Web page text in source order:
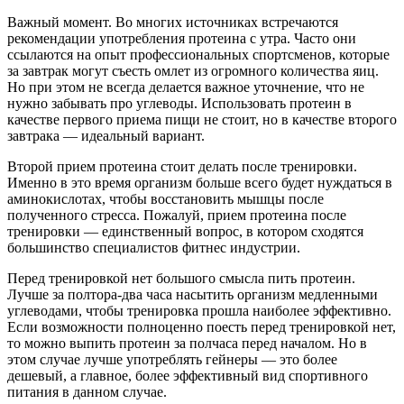
Важный момент. Во многих источниках встречаются
рекомендации употребления протеина с утра. Часто они
ссылаются на опыт профессиональных спортсменов, которые
за завтрак могут съесть омлет из огромного количества яиц.
Но при этом не всегда делается важное уточнение, что не
нужно забывать про углеводы. Использовать протеин в
качестве первого приема пищи не стоит, но в качестве второго
завтрака — идеальный вариант.
Второй прием протеина стоит делать после тренировки.
Именно в это время организм больше всего будет нуждаться в
аминокислотах, чтобы восстановить мышцы после
полученного стресса. Пожалуй, прием протеина после
тренировки — единственный вопрос, в котором сходятся
большинство специалистов фитнес индустрии.
Перед тренировкой нет большого смысла пить протеин.
Лучше за полтора-два часа насытить организм медленными
углеводами, чтобы тренировка прошла наиболее эффективно.
Если возможности полноценно поесть перед тренировкой нет,
то можно выпить протеин за полчаса перед началом. Но в
этом случае лучше употреблять гейнеры — это более
дешевый, а главное, более эффективный вид спортивного
питания в данном случае.